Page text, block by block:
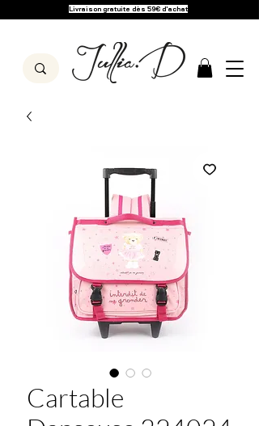
Livraison gratuite dès 59€ d'achat
Cartable